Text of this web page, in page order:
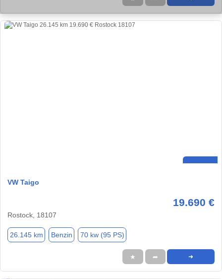
VW Taigo
19.690 €
Rostock, 18107
26.145 km Benzin 70 kw (95 PS)
★ ➦ ➜